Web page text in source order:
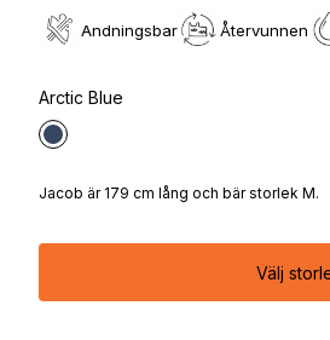
Andningsbar Återvunnen
Arctic Blue
Jacob är 179 cm lång och bär storlek M.
Välj